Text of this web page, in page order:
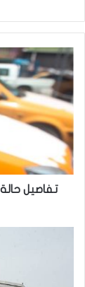
تفاصيل
حالة
الطقس..
ارتفاع
في
درجات
الحرارة
تصل
إلى
الـ50تفاصيل